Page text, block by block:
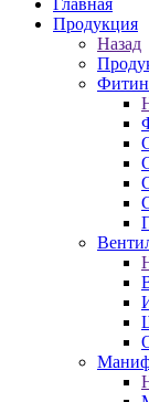
Главная
Продукция
Назад